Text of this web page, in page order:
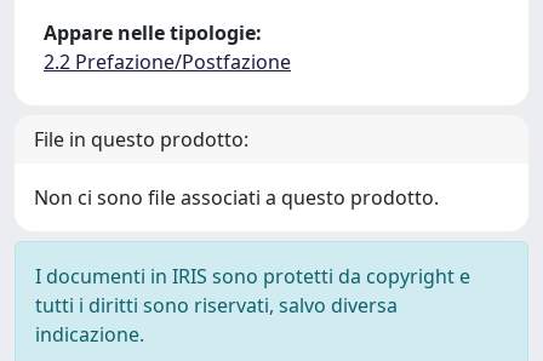
Appare nelle tipologie:
2.2 Prefazione/Postfazione
File in questo prodotto:
Non ci sono file associati a questo prodotto.
I documenti in IRIS sono protetti da copyright e
tutti i diritti sono riservati, salvo diversa
indicazione.